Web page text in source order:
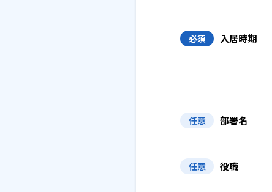
必須 入居時期
任意 部署名
任意 役職